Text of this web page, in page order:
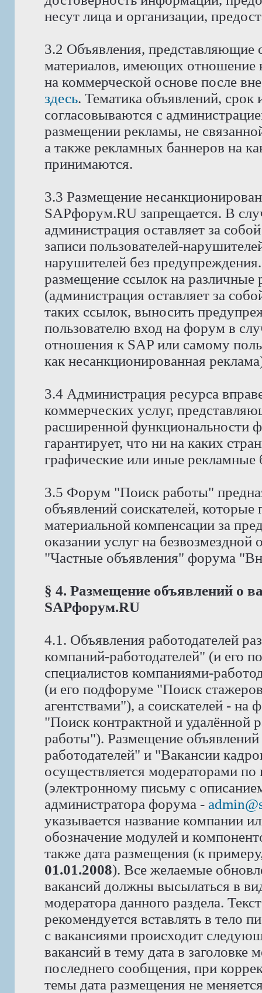
несут лица и организации,
3.2 Объявления, представляющие
материалов, имеющих отношение
на коммерческой основе после
здесь. Тематика объявлений,
согласовываются с
размещении рекламы, не
а также рекламных баннеров на
принимаются.
3.3 Размещение
SAPфорум.RU запрещается. В
администрация оставляет за
записи пользователей-
нарушителей без
размещение ссылок на различные
(администрация оставляет за
таких ссылок, выносить
пользователю вход на форум в
отношения к SAP или самому
как несанкционированная
3.4 Администрация ресурса
коммерческих услуг,
расширенной функциональности
гарантирует, что ни на каких
графические или иные рекламные
3.5 Форум "Поиск работы"
объявлений соискателей,
материальной компенсации за
оказании услуг на
"Частные объявления" форума
§ 4. Размещение объявлений о
SAPфорум.RU
4.1. Объявления работодателей
компаний-работодателей" (и его
специалистов компаниями-
(и его подфоруме "Поиск
агентствами"), а соискателей -
"Поиск контрактной и удалённой
работы"). Размещение
работодателей" и "Вакансии
осуществляется модераторами
(электронному письму с
администратора форума -
указывается название компании
обозначение модулей и
также дата размещения (к
01.01.2008). Все желаемые
вакансий должны высылаться в
модератора данного раздела.
рекомендуется вставлять в тело
с вакансиями происходит
вакансий в тему дата в заголовке
последнего сообщения, при
темы дата размещения не